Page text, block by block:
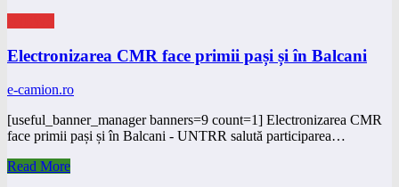
Electronizarea CMR face primii pași și în Balcani
e-camion.ro
[useful_banner_manager banners=9 count=1] Electronizarea CMR
face primii pași și în Balcani - UNTRR salută participarea…
Read More